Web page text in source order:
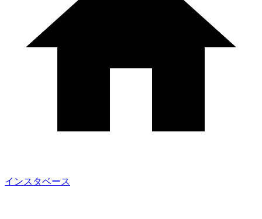
インスタベース